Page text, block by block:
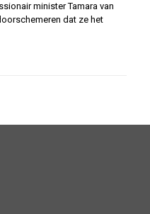
minister Tamara van
dat ze het